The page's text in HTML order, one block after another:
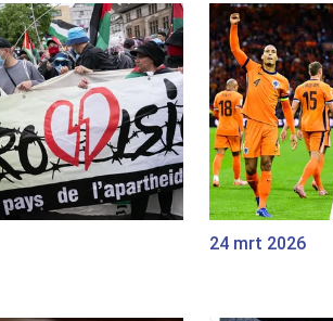
24 mrt 2026